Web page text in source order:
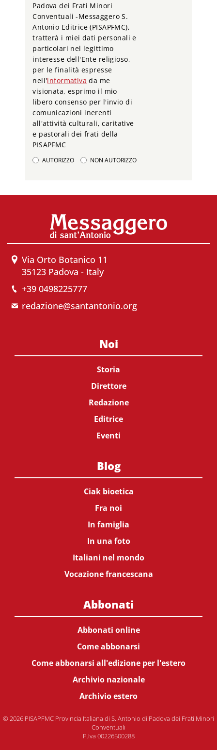
Padova dei Frati Minori
Conventuali -Messaggero S.
Antonio Editrice (PISAPFMC),
tratterà i miei dati personali e
particolari nel legittimo
interesse dell'Ente religioso,
per le finalità espresse
nell'informativa da me
visionata, esprimo il mio
libero consenso per l'invio di
comunicazioni inerenti
all'attività culturali, caritative
e pastorali dei frati della
PISAPFMC
AUTORIZZO NON AUTORIZZO
Via Orto Botanico 11
35123 Padova - Italy
+39 0498225777
redazione@santantonio.org
Noi
Storia
Direttore
Redazione
Editrice
Eventi
Blog
Ciak bioetica
Fra noi
In famiglia
In una foto
Italiani nel mondo
Vocazione francescana
Abbonati
Abbonati online
Come abbonarsi
Come abbonarsi all'edizione per l'estero
Archivio nazionale
Archivio estero
© 2026 PISAPFMC Provincia Italiana di S. Antonio di Padova dei Frati Minori
Conventuali
P.Iva 00226500288